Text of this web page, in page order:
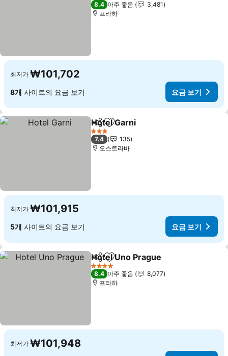
8.4 아주 좋음
3,481
프라하
최저가 ₩101,702
8개 사이트의 요금 보기 요금 보기
공유 즐겨찾기에 추가
Hotel Garni
3 성급
7.4
135
오스트라바
최저가 ₩101,915
5개 사이트의 요금 보기 요금 보기
공유 즐겨찾기에 추가
Hotel Uno Prague
4 성급
8.4 아주 좋음
8,077
프라하
최저가 ₩101,948